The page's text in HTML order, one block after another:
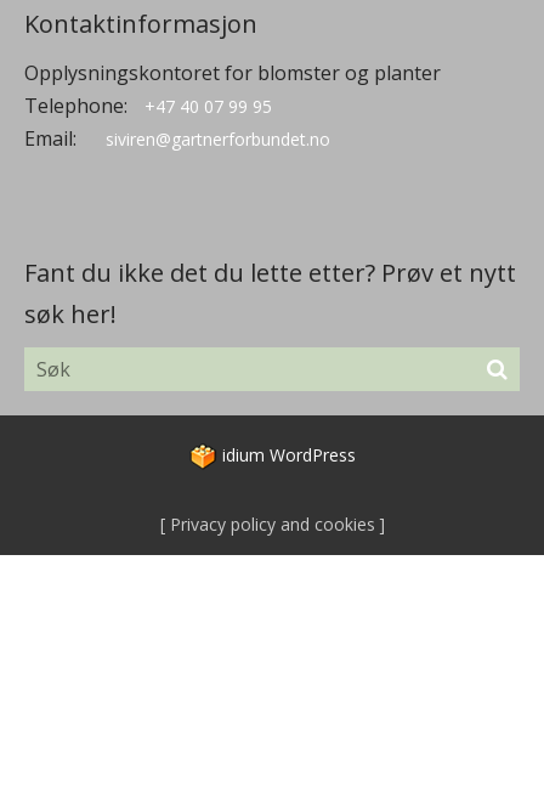
Kontaktinformasjon
Opplysningskontoret for blomster og planter
Telephone:
+47 40 07 99 95
Email: siviren@gartnerforbundet.no
Fant du ikke det du lette etter? Prøv et nytt
søk her!
idium WordPress
Privacy policy and cookies